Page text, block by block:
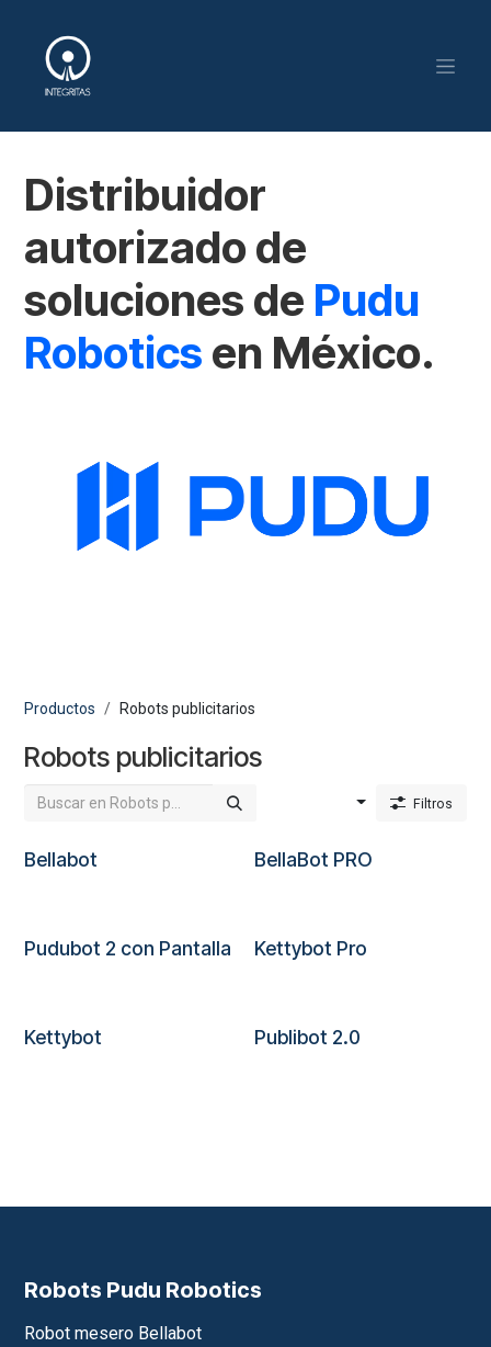
Distribuidor
autorizado de
soluciones de Pudu
Robotics en México.
Productos Robots publicitarios
Robots publicitarios
Filtros
Bellabot BellaBot PRO
Pudubot 2 con Pantalla Kettybot Pro
Kettybot Publibot 2.0
Robots Pudu Robotics
Robot mesero Bellabot